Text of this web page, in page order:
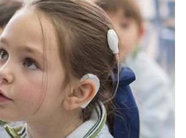
Jaunumi
Ziedo
Veikals
Kontakti